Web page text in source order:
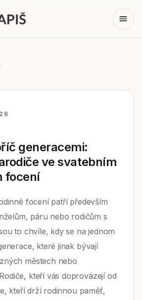
generacemi:
ve svatebním
focení
focení patří především
páru nebo rodičům s
to chvíle, kdy se na jednom
které jinak bývají
městech nebo
kteří vás doprovázejí od
kteří drží rodinnou paměť,